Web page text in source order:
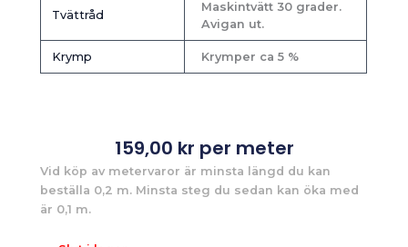
Tvättråd
Maskintvätt 30 grader.
Avigan ut.
Krymp Krymper ca 5 %
159,00 kr per meter
Vid köp av metervaror är minsta längd du kan
beställa 0,2 m. Minsta steg du sedan kan öka med
är 0,1 m.